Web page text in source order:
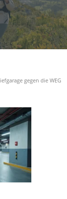
gegen die WEG